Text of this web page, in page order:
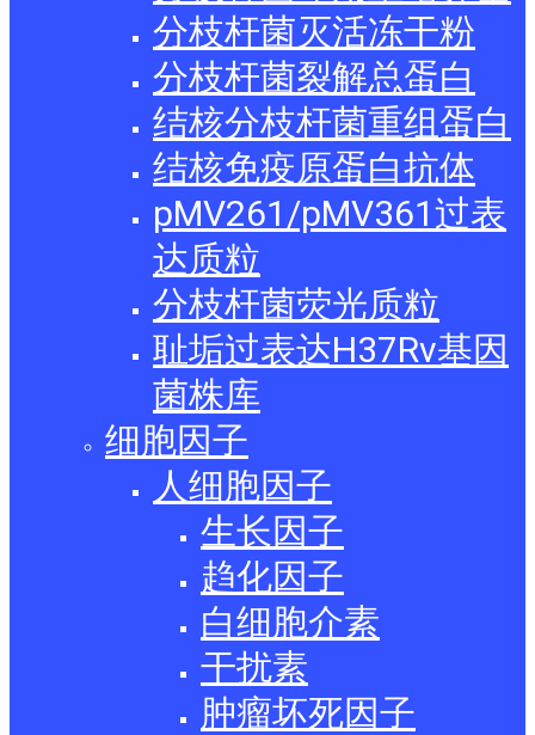
分枝杆菌灭活冻干粉
分枝杆菌裂解总蛋白
结核分枝杆菌重组蛋白
结核免疫原蛋白抗体
pMV261/pMV361过表
达质粒
分枝杆菌荧光质粒
耻垢过表达H37Rv基因
菌株库
细胞因子
人细胞因子
生长因子
趋化因子
白细胞介素
干扰素
肿瘤坏死因子